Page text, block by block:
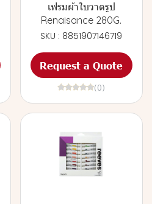
เฟรมผ้าใบวาดรูป
Renaisance 280G.
SKU : 8851907146719
Request a Quote
(0)